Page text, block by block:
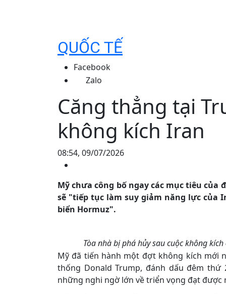
QUỐC TẾ
Facebook
Zalo
Căng thẳng tại
không kích Iran
08:54, 09/07/2026
Mỹ chưa công bố ngay các mục tiêu
sẽ "tiếp tục làm suy giảm năng lực của
biển Hormuz".
Tòa nhà bị phá hủy sau cuộc không
Mỹ đã tiến hành một đợt không kích mới
thống Donald Trump, đánh dấu đêm
những nghi ngờ lớn về triển vọng đạt được